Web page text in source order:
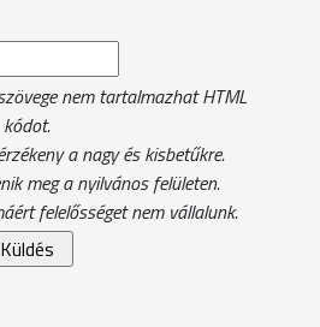
nem tartalmazhat HTML
kódot.
a nagy és kisbetűkre.
meg a nyilvános felületen.
felelősséget nem vállalunk.